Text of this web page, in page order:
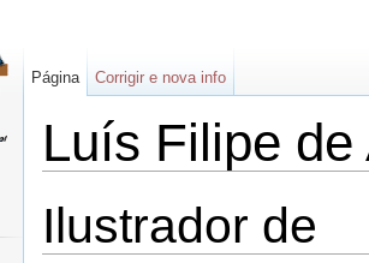
Luís Filipe de
Ilustrador de
Página Corrigir e nova info